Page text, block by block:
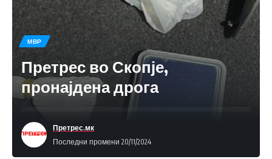
МВР
Претрес во Скопје,
пронајдена дрога
Последни промени 20/11/2024
Претрес.мк